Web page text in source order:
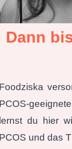
Dann
du hier
und das